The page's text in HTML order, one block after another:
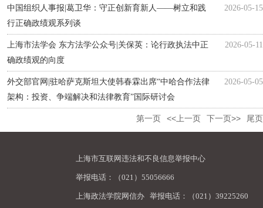
中国组织人事报|葛卫华：守正创新育新人——树立和践
行正确政绩观系列谈
2026-05-15
上海市法学会 东方法学公众号|关保英：论行政执法中正
确政绩观的向度
2026-05-11
外交部官网|驻哈萨克斯坦大使韩春霖出席“中哈合作法律
架构：投资、争端解决和法律教育”国际研讨会
2026-05-05
第一页 <<上一页 下一页>> 尾页
上海市互联网违法和不良信息举报中心
举报电话：（021）55056666
上海政法学院网信办 举报电话：（021）39225260